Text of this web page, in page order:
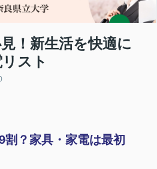
！新生活を快適に
スト
割？家具・家電は最初